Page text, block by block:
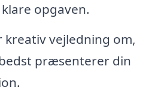
opgaven.
kreativ vejledning om,
præsenterer din